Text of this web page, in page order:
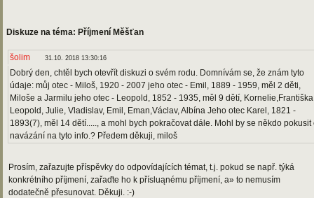
Diskuze na téma: Příjmení Měšťan
šolim 31.10. 2018 13:30:16
Dobrý den, chtěl bych otevřít diskuzi o svém rodu. Domnívám se, že znám tyto
údaje: můj otec - Miloš, 1920 - 2007 jeho otec - Emil, 1889 - 1959, měl 2 děti,
Miloše a Jarmilu jeho otec - Leopold, 1852 - 1935, měl 9 dětí,
Leopold, Julie, Vladislav, Emil, Eman,Václav, Albína Jeho otec Karel, 1821 -
1893(7), měl 14 dětí....., a mohl bych pokračovat dále. Mohl by se někdo pokusit
navázání na tyto info.? Předem děkuji, miloš
Prosím, zařazujte příspěvky do odpovídajících témat, t.j. pokud se např. týká
konkrétního příjmení, zařaďte ho k přísluąnému příjmení, a» to nemusím
dodatečně přesunovat. Děkuji. :-)